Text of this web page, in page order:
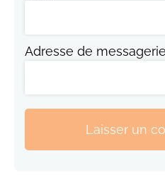
Adresse de messagerie
Laisser un